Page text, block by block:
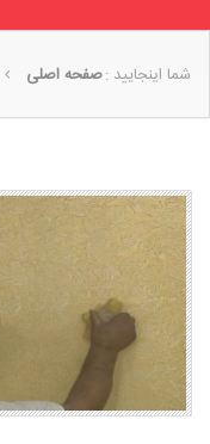
شما اینجایید :صفحه اصلی